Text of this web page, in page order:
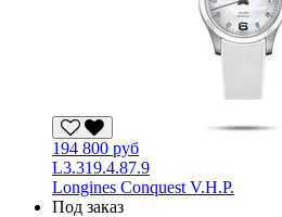
194 800 руб
L3.319.4.87.9
Longines Conquest V.H.P.
Под заказ